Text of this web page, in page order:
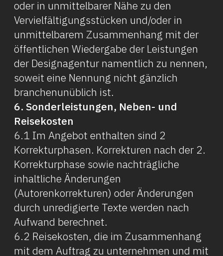
oder in unmittelbarer Nähe zu den
Vervielfältigungsstücken und/oder in
unmittelbarem Zusammenhang mit der
öffentlichen Wiedergabe der Leistungen
der Designagentur namentlich zu nennen,
soweit eine Nennung nicht gänzlich
branchenunüblich ist.
6. Sonderleistungen, Neben- und
Reisekosten
6.1 Im Angebot enthalten sind 2
Korrekturphasen. Korrekturen nach der 2.
Korrekturphase sowie nachträgliche
inhaltliche Änderungen
(Autorenkorrekturen) oder Änderungen
durch unredigierte Texte werden nach
Aufwand berechnet.
6.2 Reisekosten, die im Zusammenhang
mit dem Auftrag zu unternehmen und mit